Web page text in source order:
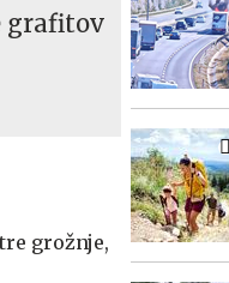
grafitov
grožnje,